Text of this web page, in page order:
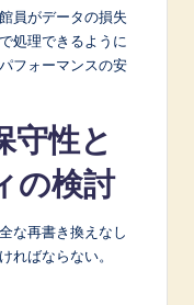
員がデータの損失
処理できるように
フォーマンスの安
守性と
の検討
な再書き換えなし
ればならない。